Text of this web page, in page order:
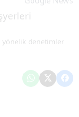
yönelik denetimler